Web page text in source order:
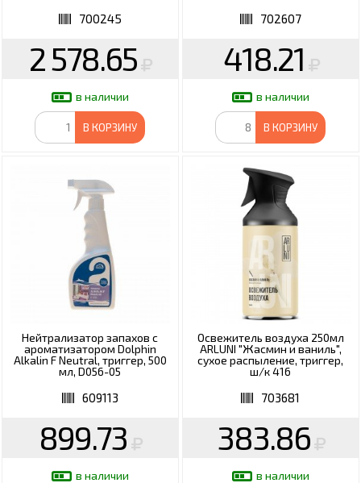
700245
2 578.65
в наличии
В КОРЗИНУ
702607
418.21
в наличии
В КОРЗИНУ
Нейтрализатор запахов с
ароматизатором Dolphin
Alkalin F Neutral, триггер, 500
мл, D056-05
609113
899.73
в наличии
Освежитель воздуха 250мл
ARLUNI "Жасмин и ваниль",
сухое распыление, триггер,
ш/к 416
703681
383.86
в наличии